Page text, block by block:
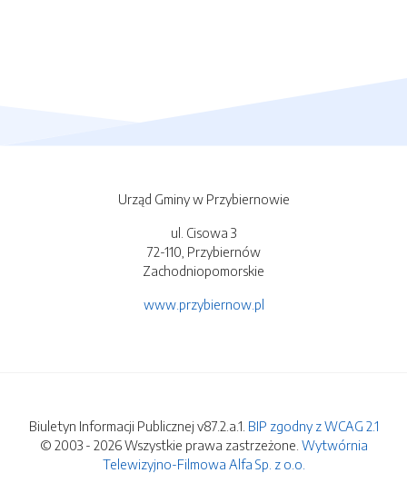
Urząd Gminy w Przybiernowie
ul. Cisowa 3
72-110, Przybiernów
Zachodniopomorskie
www.przybiernow.pl
Biuletyn Informacji Publicznej v87.2.a.1. BIP zgodny z WCAG 2.1
© 2003 - 2026 Wszystkie prawa zastrzeżone. Wytwórnia
Telewizyjno-Filmowa Alfa Sp. z o.o.